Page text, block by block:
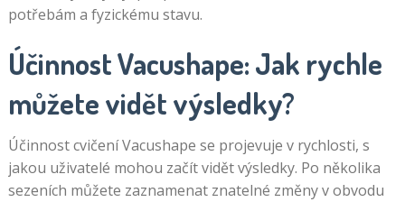
potřebám a fyzickému stavu.
Účinnost Vacushape: Jak rychle
můžete vidět výsledky?
Účinnost cvičení Vacushape se projevuje v rychlosti, s
jakou uživatelé mohou začít vidět výsledky. Po několika
sezeních můžete zaznamenat znatelné změny v obvodu